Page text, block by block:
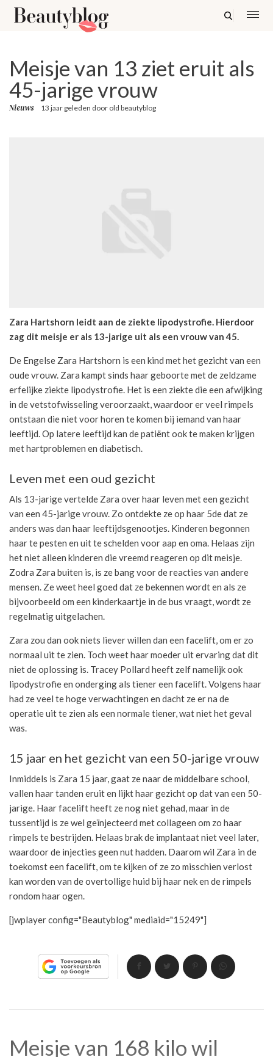
Meisje van 13 ziet eruit als
45-jarige vrouw
Nieuws 13 jaar geleden door old beautyblog
Zara Hartshorn leidt aan de ziekte lipodystrofie. Hierdoor
zag dit meisje er als 13-jarige uit als een vrouw van 45.
De Engelse Zara Hartshorn is een kind met het gezicht van een
oude vrouw. Zara kampt sinds haar geboorte met de zeldzame
erfelijke ziekte lipodystrofie. Het is een ziekte die een afwijking
in de vetstofwisseling veroorzaakt, waardoor er veel rimpels
ontstaan die niet voor horen te komen bij iemand van haar
leeftijd. Op latere leeftijd kan de patiënt ook te maken krijgen
met hartproblemen en diabetisch.
Leven met een oud gezicht
Als 13-jarige vertelde Zara over haar leven met een gezicht
van een 45-jarige vrouw. Zo ontdekte ze op haar 5de dat ze
anders was dan haar leeftijdsgenootjes. Kinderen begonnen
haar te pesten en uit te schelden voor aap en oma. Helaas zijn
het niet alleen kinderen die vreemd reageren op dit meisje.
Zodra Zara buiten is, is ze bang voor de reacties van andere
mensen. Ze weet heel goed dat ze bekennen wordt en als ze
bijvoorbeeld om een kinderkaartje in de bus vraagt, wordt ze
regelmatig uitgelachen.
Zara zou dan ook niets liever willen dan een facelift, om er zo
normaal uit te zien. Toch weet haar moeder uit ervaring dat dit
niet de oplossing is. Tracey Pollard heeft zelf namelijk ook
lipodystrofie en onderging als tiener een facelift. Volgens haar
had ze veel te hoge verwachtingen en dacht ze er na de
operatie uit te zien als een normale tiener, wat niet het geval
was.
15 jaar en het gezicht van een 50-jarige vrouw
Inmiddels is Zara 15 jaar, gaat ze naar de middelbare school,
vallen haar tanden eruit en lijkt haar gezicht op dat van een 50-
jarige. Haar facelift heeft ze nog niet gehad, maar in de
tussentijd is ze wel geïnjecteerd met collageen om zo haar
rimpels te bestrijden. Helaas brak de implantaat niet veel later,
waardoor de injecties geen nut hadden. Daarom wil Zara in de
toekomst een facelift, om te kijken of ze zo misschien verlost
kan worden van de overtollige huid bij haar nek en de rimpels
rondom haar ogen.
[jwplayer config="Beautyblog" mediaid="15249"]
Meisje van 168 kilo wil